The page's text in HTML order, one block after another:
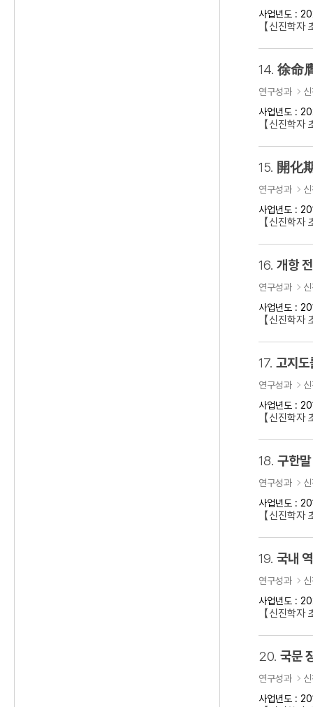
사업년도 :
【신진학
14.
연구성과
사업년도 :
【신진학
15. 開化
연구성과
사업년도 :
【신진학
16. 개항
연구성과
사업년도 :
【신진학
17. 고지도
연구성과
사업년도 :
【신진학
18. 구한
연구성과
사업년도 :
【신진학
19. 국내
연구성과
사업년도 :
【신진학
20. 국문
연구성과
사업년도 :